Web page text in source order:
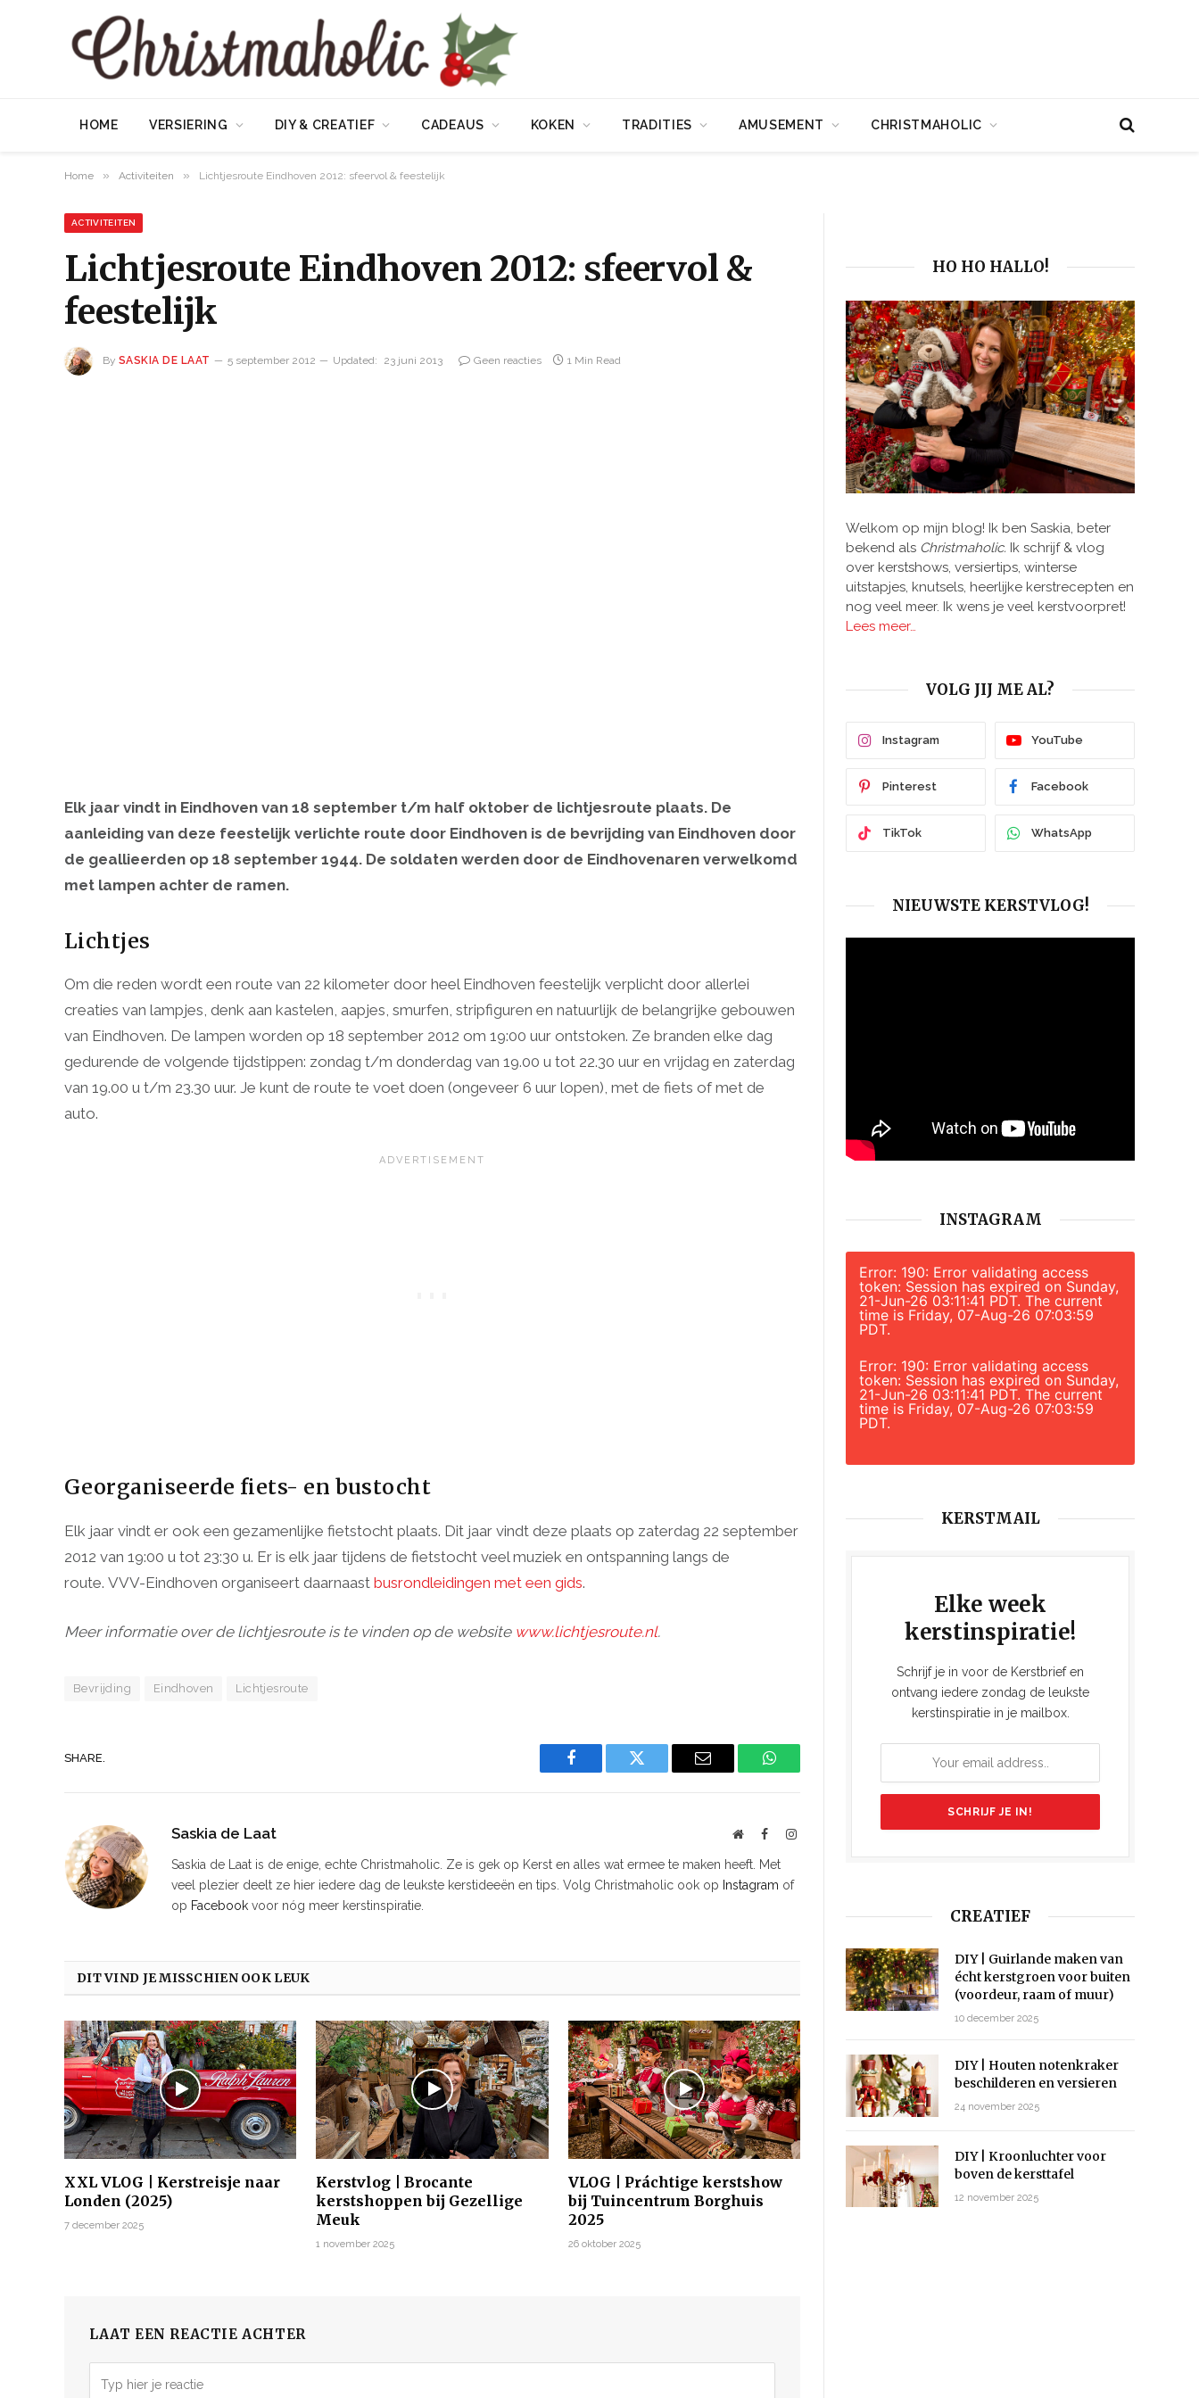
HOME VERSIERING DIY & CREATIEF CADEAUS KOKEN TRADITIES AMUSEMENT CHRISTMAHOLIC
Home » Activiteiten » Lichtjesroute Eindhoven 2012: sfeervol & feestelijk
ACTIVITEITEN
Lichtjesroute Eindhoven 2012: sfeervol &
feestelijk
By SASKIA DE LAAT 5 september 2012 Updated: 23 juni 2013 Geen reacties 1 Min Read
Elk jaar vindt in Eindhoven van 18 september t/m half oktober de lichtjesroute plaats. De
aanleiding van deze feestelijk verlichte route door Eindhoven is de bevrijding van Eindhoven door
de geallieerden op 18 september 1944. De soldaten werden door de Eindhovenaren verwelkomd
met lampen achter de ramen.
Lichtjes
Om die reden wordt een route van 22 kilometer door heel Eindhoven feestelijk verplicht door allerlei
creaties van lampjes, denk aan kastelen, aapjes, smurfen, stripfiguren en natuurlijk de belangrijke gebouwen
van Eindhoven. De lampen worden op 18 september 2012 om 19:00 uur ontstoken. Ze branden elke dag
gedurende de volgende tijdstippen: zondag t/m donderdag van 19.00 u tot 22.30 uur en vrijdag en zaterdag
van 19.00 u t/m 23.30 uur. Je kunt de route te voet doen (ongeveer 6 uur lopen), met de fiets of met de
auto.
Georganiseerde fiets- en bustocht
Elk jaar vindt er ook een gezamenlijke fietstocht plaats. Dit jaar vindt deze plaats op zaterdag 22 september
2012 van 19:00 u tot 23:30 u. Er is elk jaar tijdens de fietstocht veel muziek en ontspanning langs de
route. VVV-Eindhoven organiseert daarnaast busrondleidingen met een gids.
Meer informatie over de lichtjesroute is te vinden op de website www.lichtjesroute.nl.
Bevrijding Eindhoven Lichtjesroute
SHARE.
Facebook Twitter Email WhatsApp
Saskia de Laat WebsiteFacebookInstagram
Saskia de Laat is de enige, echte Christmaholic. Ze is gek op Kerst en alles wat ermee te maken heeft. Met
veel plezier deelt ze hier iedere dag de leukste kerstideeën en tips. Volg Christmaholic ook op Instagram of
op Facebook voor nóg meer kerstinspiratie.
DIT VIND JE MISSCHIEN OOK LEUK
XXL VLOG | Kerstreisje naar
Londen (2025)
7 december 2025
Kerstvlog | Brocante
kerstshoppen bij Gezellige
Meuk
1 november 2025
VLOG | Práchtige kerstshow
bij Tuincentrum Borghuis
2025
26 oktober 2025
LAAT EEN REACTIE ACHTER
HO HO HALLO!
Welkom op mijn blog! Ik ben Saskia, beter
bekend als Christmaholic. Ik schrijf & vlog
over kerstshows, versiertips, winterse
uitstapjes, knutsels, heerlijke kerstrecepten en
nog veel meer. Ik wens je veel kerstvoorpret!
Lees meer…
VOLG JIJ ME AL?
Instagram YouTube
Pinterest Facebook
TikTok WhatsApp
NIEUWSTE KERSTVLOG!
INSTAGRAM
Error: 190: Error validating access
token: Session has expired on Sunday,
21-Jun-26 03:11:41 PDT. The current
time is Friday, 07-Aug-26 07:03:59
PDT.
Error: 190: Error validating access
token: Session has expired on Sunday,
21-Jun-26 03:11:41 PDT. The current
time is Friday, 07-Aug-26 07:03:59
PDT.
KERSTMAIL
Elke week
kerstinspiratie!
Schrijf je in voor de Kerstbrief en
ontvang iedere zondag de leukste
kerstinspiratie in je mailbox.
CREATIEF
DIY | Guirlande maken van
écht kerstgroen voor buiten
(voordeur, raam of muur)
10 december 2025
DIY | Houten notenkraker
beschilderen en versieren
24 november 2025
DIY | Kroonluchter voor
boven de kersttafel
12 november 2025